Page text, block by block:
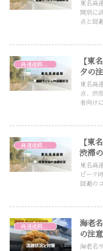
東名高
間別に
点と回
【東
夕の
東名高
点、渋
者向け
【東
渋滞
東名高
ピーク
回避の
海老
の注
海老名